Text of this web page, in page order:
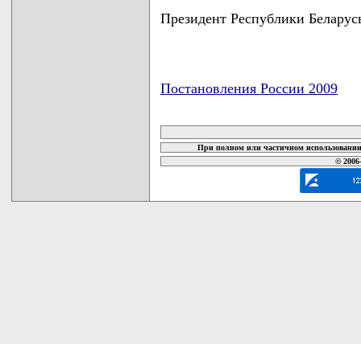
Президент Республики
Постановления России 2009
При полном или частичном
©